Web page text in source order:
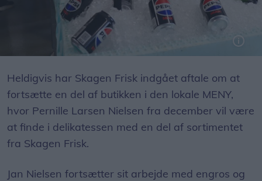
Heldigvis har Skagen Frisk indgået aftale om at
fortsætte en del af butikken i den lokale MENY,
hvor Pernille Larsen Nielsen fra december vil være
at finde i delikatessen med en del af sortimentet
fra Skagen Frisk.
Jan Nielsen fortsætter sit arbejde med engros og